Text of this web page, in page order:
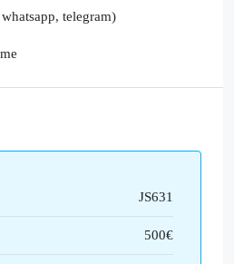
telegram)
JS631
500€